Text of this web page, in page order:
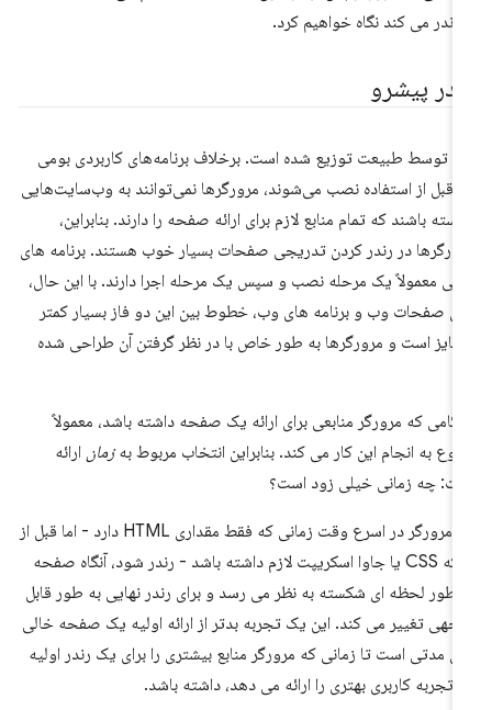
رندر می کند نگاه خواهیم کرد.
پیشرو
توسط طبیعت توزیع شده است. برخلاف برنامه‌های کاربردی بومی
قبل از استفاده نصب می‌شوند، مرورگرها نمی‌توانند به وب‌سایت‌هایی
باشند که تمام منابع لازم برای ارائه صفحه را دارند. بنابراین،
در رندر کردن تدریجی صفحات بسیار خوب هستند. برنامه های
معمولاً یک مرحله نصب و سپس یک مرحله اجرا دارند. با این حال،
صفحات وب و برنامه های وب، خطوط بین این دو فاز بسیار کمتر
است و مرورگرها به طور خاص با در نظر گرفتن آن طراحی شده
که مرورگر منابعی برای ارائه یک صفحه داشته باشد، معمولاً
به انجام این کار می کند. بنابراین انتخاب مربوط بهزمانارائه
چه زمانی خیلی زود است؟
اگر مرورگر در اسرع وقت زمانی که فقط مقداری HTML دارد - اما قبل از
اینکه CSS یا جاوا اسکریپت لازم داشته باشد - رندر شود، آنگاه صفحه
طور لحظه ای شکسته به نظر می رسد و برای رندر نهایی به طور قابل
تغییر می کند. این یک تجربه بدتر از ارائه اولیه یک صفحه خالی
مدتی است تا زمانی که مرورگر منابع بیشتری را برای یک رندر اولیه
تجربه کاربری بهتری را ارائه می دهد، داشته باشد.